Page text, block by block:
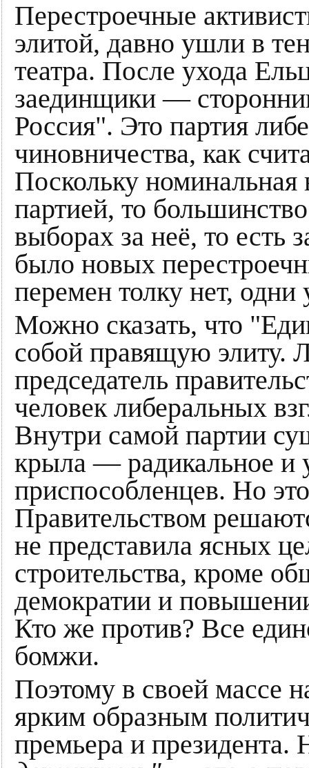
Перестроечные
элитой, давно ушли в
театра. После ухода
заединщики —
Россия". Это партия
чиновничества, как
Поскольку номинальная
партией, то
выборах за неё, то есть
было новых
перемен толку нет, одни
Можно сказать, что
собой правящую элиту.
председатель
человек либеральных
Внутри самой партии
крыла — радикальное и
приспособленцев. Но
Правительством
не представила ясных
строительства, кроме
демократии и
Кто же против? Все
бомжи.
Поэтому в своей массе
ярким образным
премьера и